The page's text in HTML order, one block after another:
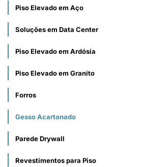
Piso Elevado em Aço
Soluções em Data Center
Piso Elevado em Ardósia
Piso Elevado em Granito
Forros
Gesso Acartonado
Parede Drywall
Revestimentos para Piso